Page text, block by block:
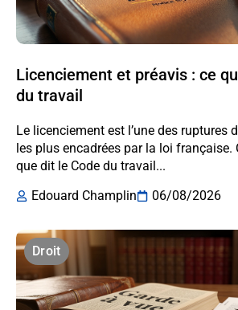
Licenciement et préavis : ce
du travail
Le licenciement est l’une des ruptures
les plus encadrées par la loi française.
que dit le Code du travail...
Edouard Champlin
06/08/2026
Droit